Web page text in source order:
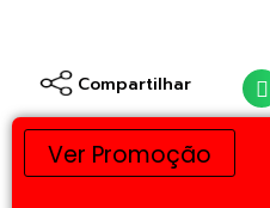
Compartilhar
Ver Promoção